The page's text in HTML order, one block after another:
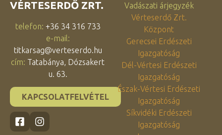
VÉRTESERDŐ ZRT.
telefon: +36 34 316 733
e-mail:
titkarsag@verteserdo.hu
cím: Tatabánya, Dózsakert
u. 63.
KAPCSOLATFELVÉTEL
Vadászati árjegyzék
Vérteserdő Zrt.
Központ
Gerecsei Erdészeti
Igazgatóság
Dél-Vértesi Erdészeti
Igazgatóság
Észak-Vértesi Erdészeti
Igazgatóság
Síkvidéki Erdészeti
Igazgatóság